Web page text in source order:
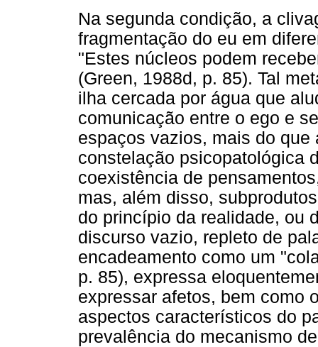
Na segunda condição, a
fragmentação do eu em
"Estes núcleos podem
(Green, 1988d, p. 85). Tal
ilha cercada por água que
comunicação entre o ego e
espaços vazios, mais do
constelação psicopatológica
coexistência de
mas, além disso,
do princípio da realidade, ou
discurso vazio, repleto de
encadeamento como um
p. 85), expressa
expressar afetos, bem como
aspectos característicos do
prevalência do mecanismo